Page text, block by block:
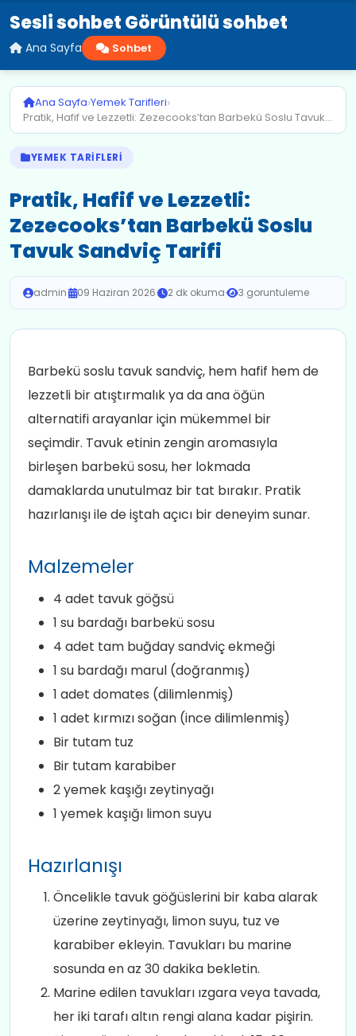
Sesli sohbet Görüntülü sohbet
Ana Sayfa Sohbet
Ana Sayfa›Yemek Tarifleri›
Pratik, Hafif ve Lezzetli: Zezecooks’tan Barbekü Soslu Tavuk...
YEMEK TARIFLERI
Pratik, Hafif ve Lezzetli:
Zezecooks’tan Barbekü Soslu
Tavuk Sandviç Tarifi
admin· 09 Haziran 2026· 2 dk okuma· 3 goruntuleme
Barbekü soslu tavuk sandviç, hem hafif hem de
lezzetli bir atıştırmalık ya da ana öğün
alternatifi arayanlar için mükemmel bir
seçimdir. Tavuk etinin zengin aromasıyla
birleşen barbekü sosu, her lokmada
damaklarda unutulmaz bir tat bırakır. Pratik
hazırlanışı ile de iştah açıcı bir deneyim sunar.
Malzemeler
4 adet tavuk göğsü
1 su bardağı barbekü sosu
4 adet tam buğday sandviç ekmeği
1 su bardağı marul (doğranmış)
1 adet domates (dilimlenmiş)
1 adet kırmızı soğan (ince dilimlenmiş)
Bir tutam tuz
Bir tutam karabiber
2 yemek kaşığı zeytinyağı
1 yemek kaşığı limon suyu
Hazırlanışı
Öncelikle tavuk göğüslerini bir kaba alarak
üzerine zeytinyağı, limon suyu, tuz ve
karabiber ekleyin. Tavukları bu marine
sosunda en az 30 dakika bekletin.
Marine edilen tavukları ızgara veya tavada,
her iki tarafı altın rengi alana kadar pişirin.